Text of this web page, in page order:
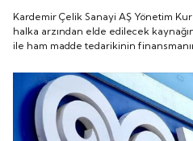
kaynağın yüzde 90'ını
madde tedarikinin
belirtti.
Kardemir Çelik Sanayi AŞ Yönetim
halka arzından elde edilecek
ile ham madde tedarikinin